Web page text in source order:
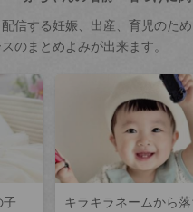
信する妊娠、出産、育児のた
のまとめよみが出来ます。
子
キラキラネームから落